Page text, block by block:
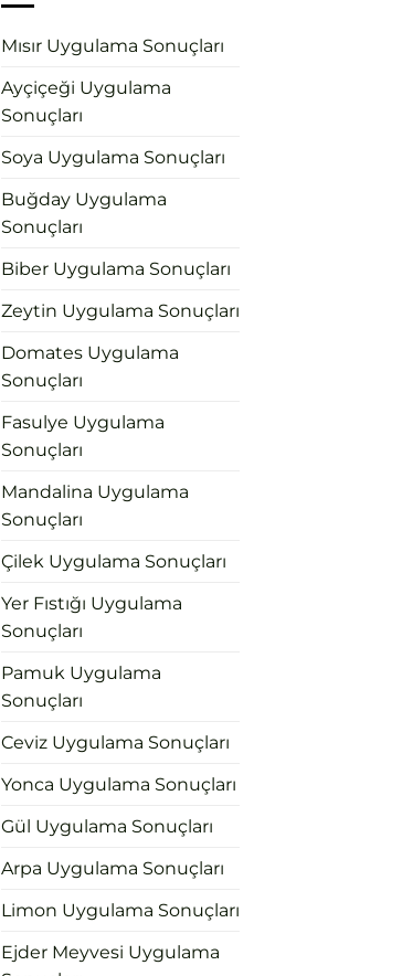
Mısır Uygulama Sonuçları
Ayçiçeği Uygulama
Sonuçları
Soya Uygulama Sonuçları
Buğday Uygulama
Sonuçları
Biber Uygulama Sonuçları
Zeytin Uygulama Sonuçları
Domates Uygulama
Sonuçları
Fasulye Uygulama
Sonuçları
Mandalina Uygulama
Sonuçları
Çilek Uygulama Sonuçları
Yer Fıstığı Uygulama
Sonuçları
Pamuk Uygulama
Sonuçları
Ceviz Uygulama Sonuçları
Yonca Uygulama Sonuçları
Gül Uygulama Sonuçları
Arpa Uygulama Sonuçları
Limon Uygulama Sonuçları
Ejder Meyvesi Uygulama